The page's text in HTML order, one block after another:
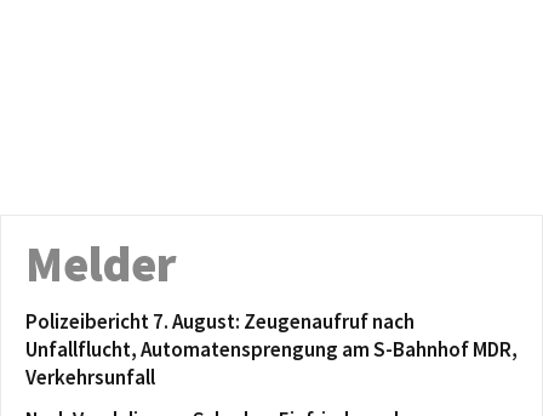
Melder
Polizeibericht 7. August: Zeugenaufruf nach
Unfallflucht, Automatensprengung am S-Bahnhof MDR,
Verkehrsunfall